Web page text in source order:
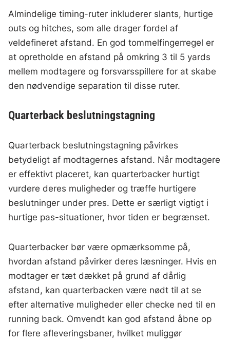
Almindelige timing-ruter inkluderer slants, hurtige
outs og hitches, som alle drager fordel af
veldefineret afstand. En god tommelfingerregel er
at opretholde en afstand på omkring 3 til 5 yards
mellem modtagere og forsvarsspillere for at skabe
den nødvendige separation til disse ruter.
Quarterback beslutningstagning
Quarterback beslutningstagning påvirkes
betydeligt af modtagernes afstand. Når modtagere
er effektivt placeret, kan quarterbacker hurtigt
vurdere deres muligheder og træffe hurtigere
beslutninger under pres. Dette er særligt vigtigt i
hurtige pas-situationer, hvor tiden er begrænset.
Quarterbacker bør være opmærksomme på,
hvordan afstand påvirker deres læsninger. Hvis en
modtager er tæt dækket på grund af dårlig
afstand, kan quarterbacken være nødt til at se
efter alternative muligheder eller checke ned til en
running back. Omvendt kan god afstand åbne op
for flere afleveringsbaner, hvilket muliggør